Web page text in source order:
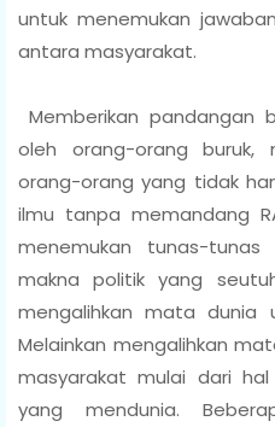
untuk menemukan
antara masyarakat.
Memberikan pandangan
oleh orang-orang buruk,
orang-orang yang tidak
ilmu tanpa memandang
menemukan tunas-
makna politik yang
mengalihkan mata dunia
Melainkan mengalihkan
masyarakat mulai dari
yang mendunia.